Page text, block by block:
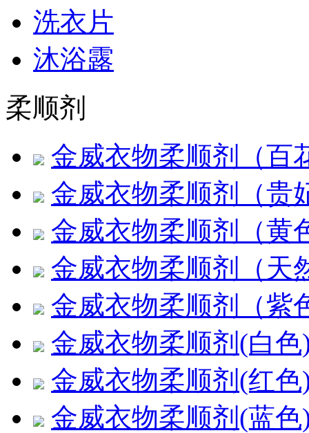
洗衣片
沐浴露
柔顺剂
金威衣物柔顺剂（百
金威衣物柔顺剂（贵
金威衣物柔顺剂（黄
金威衣物柔顺剂（天
金威衣物柔顺剂（紫
金威衣物柔顺剂(白
金威衣物柔顺剂(红
金威衣物柔顺剂(蓝